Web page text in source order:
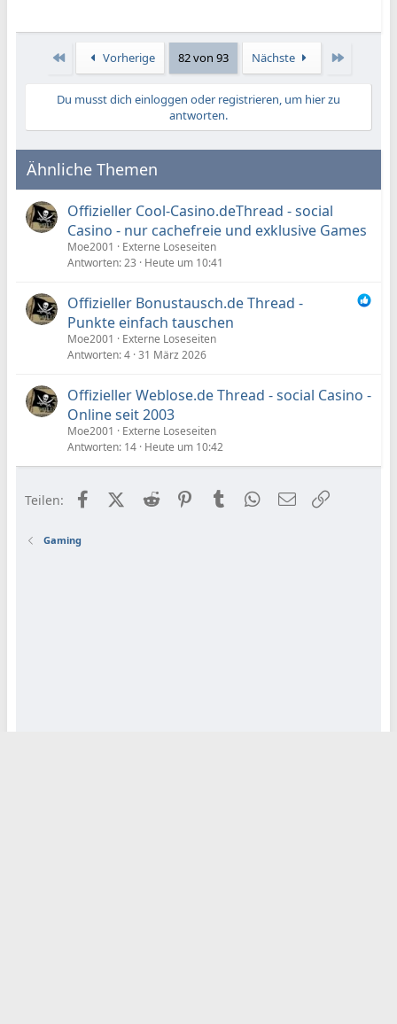
Erste Vorherige 82 von 93 Nächste
Du musst dich einloggen oder registrieren, um hier zu
antworten.
Ähnliche Themen
Offizieller Cool-Casino.deThread - social
Casino - nur cachefreie und exklusive Games
Moe2001
Externe Loseseiten
Antworten 23 Heute um 10:41
Offizieller Bonustausch.de Thread -
Punkte einfach tauschen
Moe2001
Externe Loseseiten
Antworten 4 31 März 2026
Offizieller Weblose.de Thread - social Casino -
Online seit 2003
Moe2001
Externe Loseseiten
Antworten 14 Heute um 10:42
Teilen: FacebookX (Twitter)
Reddit PinterestTumblr WhatsApp
E-Mail
Gaming